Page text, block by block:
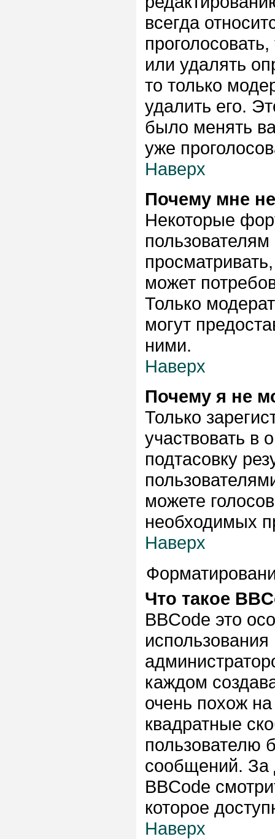
всегда
или удалять
то только
удалить его.
было менять
уже
Наверх
Почему мне
Некоторые
может
Только
могут
ними.
Наверх
Почему я не
Только
участвовать в
подтасовку
можете
необходимых
Наверх
Что такое
BBCode это
каждом
очень похож
квадратные
пользователю
сообщений. За
BBCode
которое
Наверх